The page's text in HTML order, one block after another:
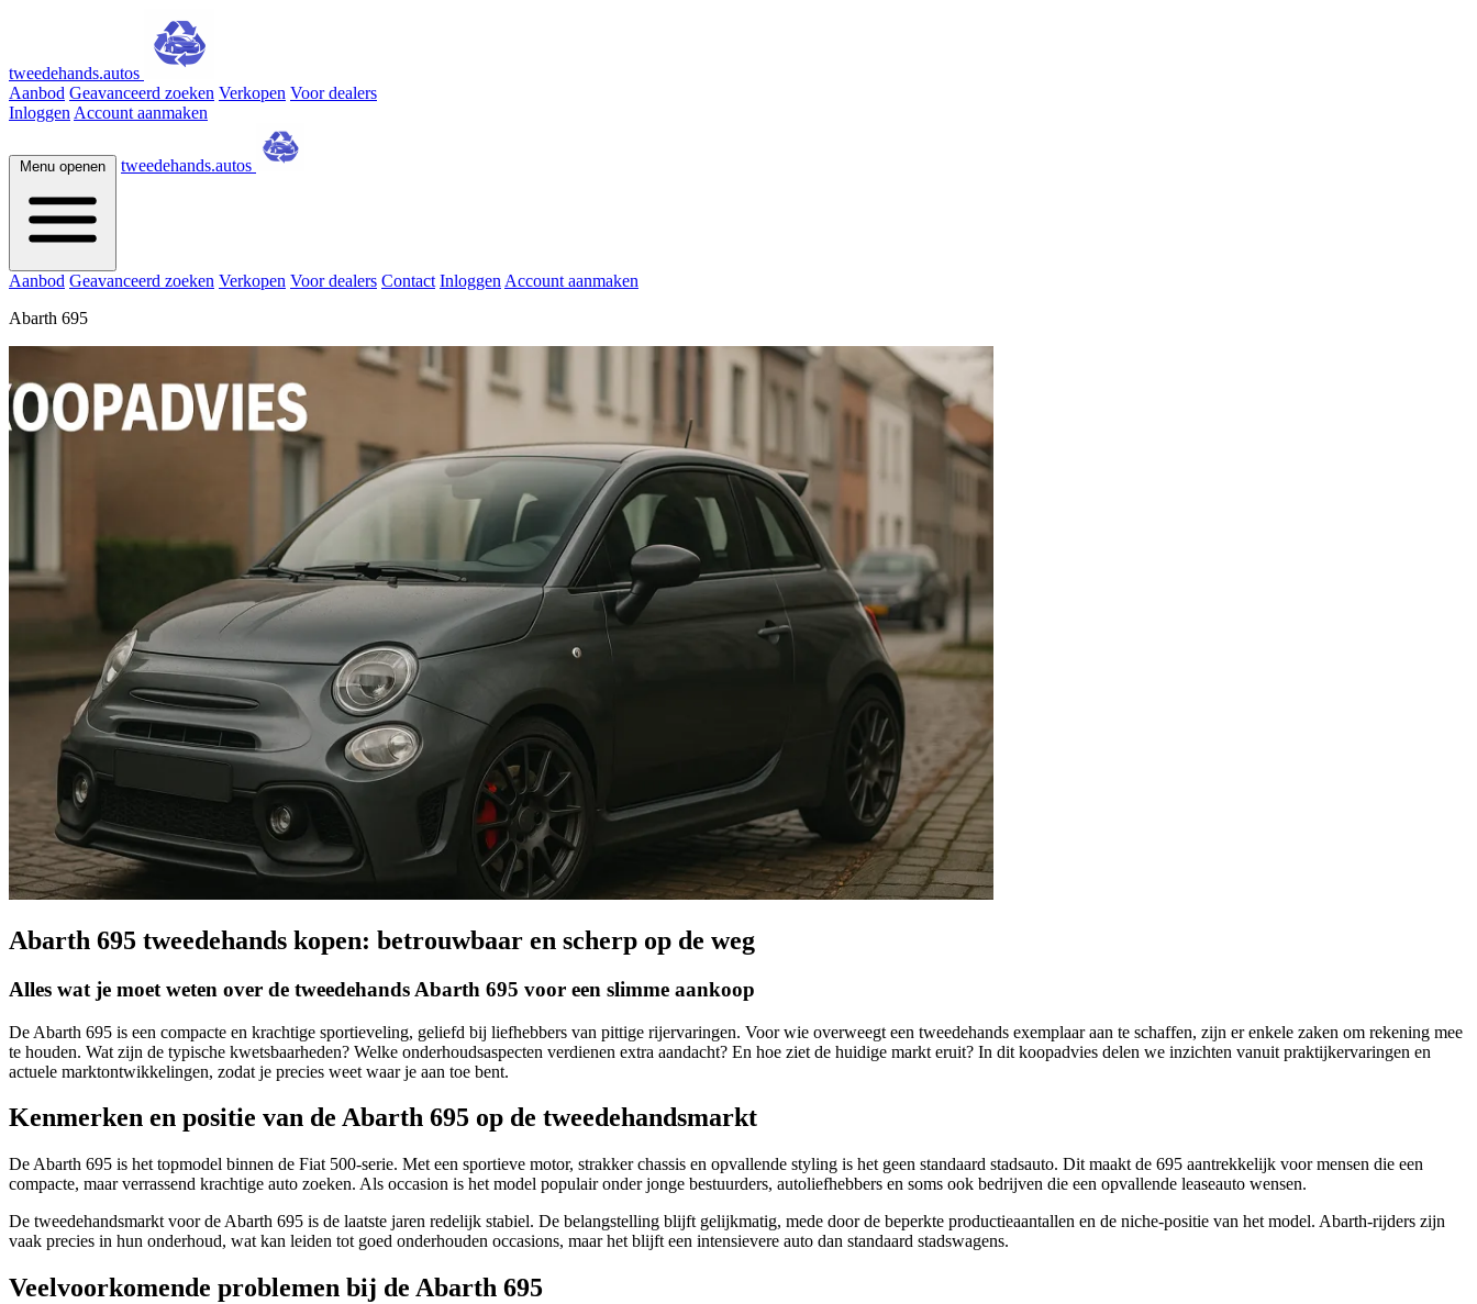
tweedehands.autos
Aanbod Geavanceerd zoeken Verkopen Voor dealers
Inloggen Account aanmaken
Menu openen tweedehands.autos
Aanbod Geavanceerd zoeken Verkopen Voor dealers Contact Inloggen Account aanmaken
Abarth 695
Abarth 695 tweedehands kopen: betrouwbaar en scherp op de weg
Alles wat je moet weten over de tweedehands Abarth 695 voor een slimme aankoop
De Abarth 695 is een compacte en krachtige sportieveling, geliefd bij liefhebbers van pittige rijervaringen. Voor wie overweegt een tweedehands exemplaar aan te schaffen, zijn er enkele zaken om rekening mee
te houden. Wat zijn de typische kwetsbaarheden? Welke onderhoudsaspecten verdienen extra aandacht? En hoe ziet de huidige markt eruit? In dit koopadvies delen we inzichten vanuit praktijkervaringen en
actuele marktontwikkelingen, zodat je precies weet waar je aan toe bent.
Kenmerken en positie van de Abarth 695 op de tweedehandsmarkt
De Abarth 695 is het topmodel binnen de Fiat 500-serie. Met een sportieve motor, strakker chassis en opvallende styling is het geen standaard stadsauto. Dit maakt de 695 aantrekkelijk voor mensen die een
compacte, maar verrassend krachtige auto zoeken. Als occasion is het model populair onder jonge bestuurders, autoliefhebbers en soms ook bedrijven die een opvallende leaseauto wensen.
De tweedehandsmarkt voor de Abarth 695 is de laatste jaren redelijk stabiel. De belangstelling blijft gelijkmatig, mede door de beperkte productieaantallen en de niche-positie van het model. Abarth-rijders zijn
vaak precies in hun onderhoud, wat kan leiden tot goed onderhouden occasions, maar het blijft een intensievere auto dan standaard stadswagens.
Veelvoorkomende problemen bij de Abarth 695